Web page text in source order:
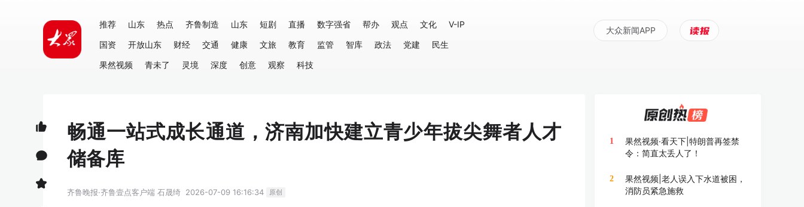
推荐 山东 热点 齐鲁制造 山东 短剧 直播 数字强省 帮办 观点 文化
V-IP
国资
开放山东 财经 交通 健康 文旅 教育 监管 智库 政法 党建
民生
果然视频
青未了 灵境 深度 创意 观察 科技
大众新闻APP
畅通一站式成长通道，济南加快建立青少年拔尖舞者人才
储备库
齐鲁晚报·齐鲁壹点客户端 石晟绮 2026-07-09 16:16:34 原创
1
果然视频·看天下|特朗普再签禁
令：简直太丢人了！
2
果然视频|老人误入下水道被困，
消防员紧急施救